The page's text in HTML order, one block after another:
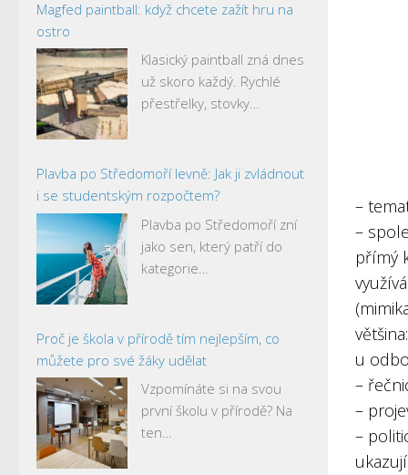
–
–
přímý
u
–
–
–
Magfed paintball: když chcete zažít hru na
ostro
Klasický paintball zná dnes
už skoro každý. Rychlé
přestřelky, stovky…
Plavba po Středomoří levně: Jak ji zvládnout
i se studentským rozpočtem?
Plavba po Středomoří zní
jako sen, který patří do
kategorie…
Proč je škola v přírodě tím nejlepším, co
můžete pro své žáky udělat
Vzpomínáte si na svou
první školu v přírodě? Na
ten…